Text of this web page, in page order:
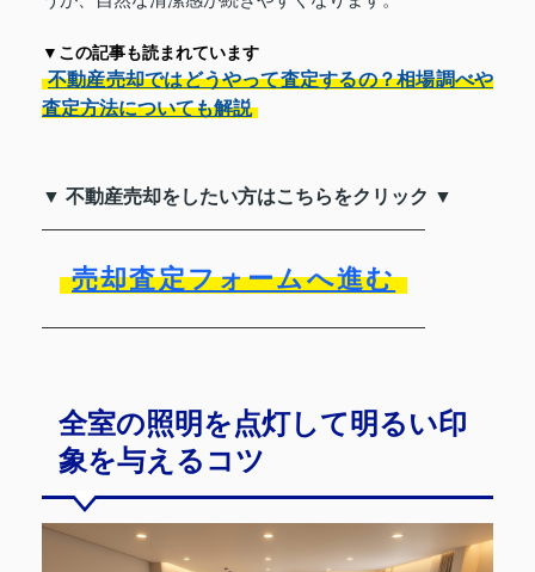
▼この記事も読まれています
不動産売却ではどうやって査定するの？相場調べや
査定方法についても解説
▼ 不動産売却をしたい方はこちらをクリック ▼
売却査定フォームへ進む
全室の照明を点灯して明るい印
象を与えるコツ